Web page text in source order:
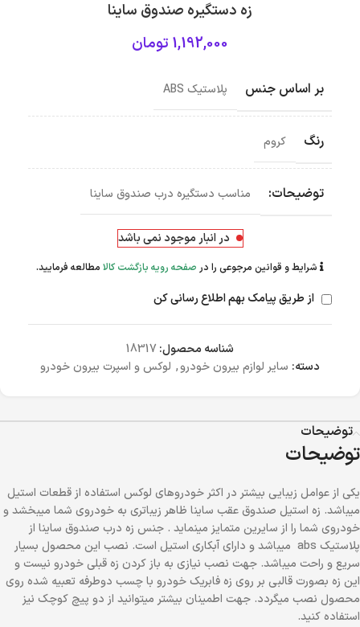
زه دستگیره صندوق ساینا
1,192,000 تومان
بر اساس جنس پلاستیک ABS
رنگ کروم
توضیحات: مناسب دستگیره درب صندوق ساینا
در انبار موجود نمی باشد
شرایط و قوانین مرجوعی را در صفحه رویه بازگشت کالا مطالعه فرمایید.
از طریق پیامک بهم اطلاع رسانی کن
شناسه محصول: 18317
دسته: سایر لوازم بیرون خودرو, لوکس و اسپرت بیرون خودرو
توضیحات
توضیحات
یکی از عوامل زیبایی بیشتر در اکثر خودروهای لوکس استفاده از قطعات استیل
میباشد. زه استیل صندوق عقب ساینا ظاهر زیباتری به خودروی شما میبخشد و
خودروی شما را از سایرین متمایز مینماید . جنس زه درب صندوق ساینا از
پلاستیک abs میباشد و دارای آبکاری استیل است. نصب این محصول بسیار
سریع و راحت میباشد. جهت نصب نیازی به باز کردن زه قبلی خودرو نیست و
این زه بصورت قالبی بر روی زه فابریک خودرو با چسب دوطرفه تعبیه شده روی
محصول نصب میگردد. جهت اطمینان بیشتر میتوانید از دو پیچ کوچک نیز
استفاده کنید.